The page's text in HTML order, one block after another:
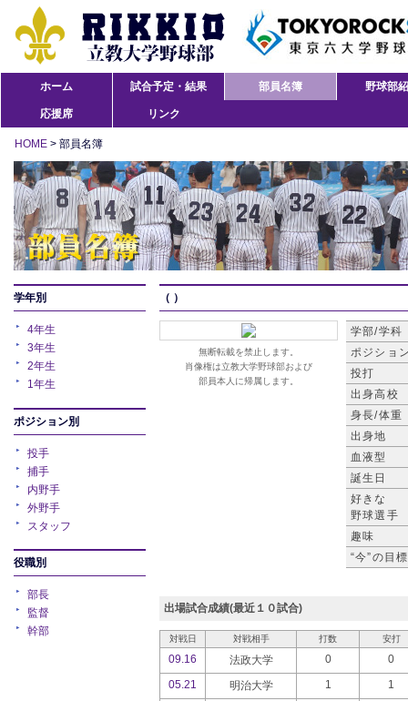
ホーム 試合予定・結果 部員名簿 野球部
応援席 リンク
HOME > 部員名簿
学年別
4年生
3年生
2年生
1年生
ポジション別
投手
捕手
内野手
外野手
スタッフ
役職別
部長
監督
幹部
（ ）
無断転載を禁止します。
肖像権は立教大学野球部および
部員本人に帰属します。
学部/学科
ポジショ
投打
出身高校
身長/体重
出身地
血液型
誕生日
好きな
野球選手
趣味
“今”の目標
出場試合成績(最近１０試合)
対戦日 対戦相手 打数 安打
09.16 法政大学 0
0
05.21
明治大学 1
1